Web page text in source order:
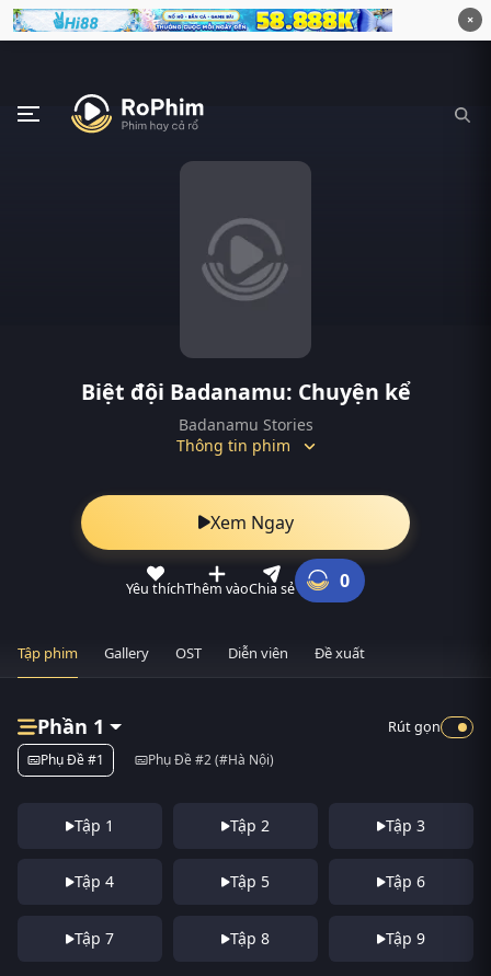
×
Biệt đội Badanamu: Chuyện kể
Badanamu Stories
Thông tin phim
Xem Ngay
Yêu thíchThêm vàoChia sẻ 0
Tập phim Gallery OST Diễn viên Đề xuất
Phần 1
Phụ Đề #1 Phụ Đề #2 (#Hà Nội)
Rút gọn
Tập 1 Tập 2 Tập 3
Tập 4 Tập 5 Tập 6
Tập 7 Tập 8 Tập 9